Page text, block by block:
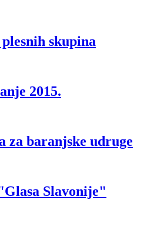
skupina
2015.
za baranjske udruge
Slavonije"